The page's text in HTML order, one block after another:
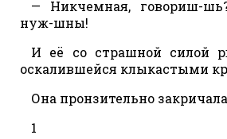
— Никчемная, говориш-
нуж-шны!
И её со страшной силой
оскалившейся клыкастыми
Она пронзительно
1